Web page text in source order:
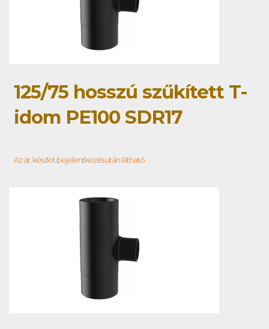
125/75 hosszú szűkített T-
idom PE100 SDR17
Az ár, készlet bejelentkezés után látható